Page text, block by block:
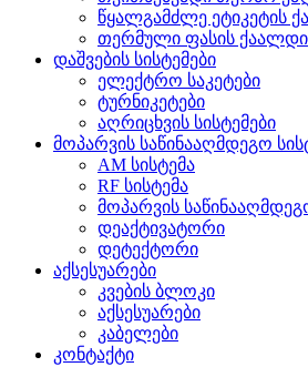
წყალგამძლე ეტიკეტის
თერმული ფასის ქაალდი
დაშვების სისტემები
ელექტრო საკეტები
ტურნიკეტები
აღრიცხვის სისტემები
მოპარვის საწინააღმდეგო
AM სისტემა
RF სისტემა
მოპარვის
დეაქტივატორი
დეტექტორი
აქსესუარები
კვების ბლოკი
აქსესუარები
კაბელები
კონტაქტი